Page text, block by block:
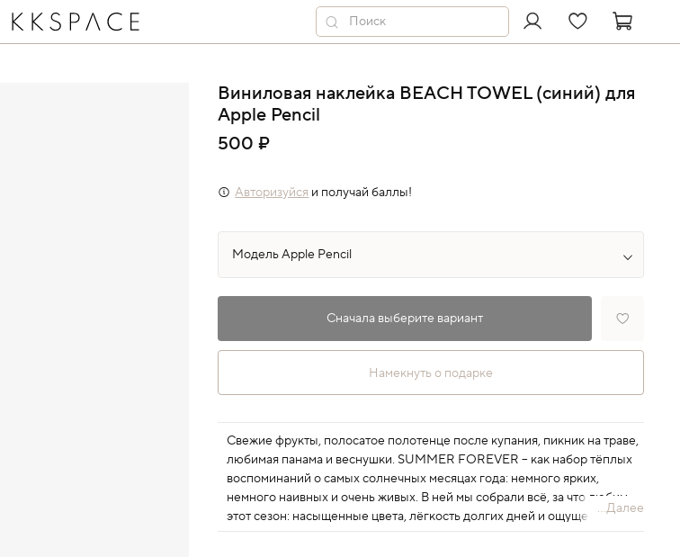
Виниловая наклейка BEACH TOWEL (синий) для
Apple Pencil
500 ₽
Авторизуйся и получай баллы!
Сначала выберите вариант
Намекнуть о подарке
Свежие фрукты, полосатое полотенце после купания, пикник на траве,
любимая панама и веснушки. SUMMER FOREVER – как набор тёплых
воспоминаний о самых солнечных месяцах года: немного ярких,
немного наивных и очень живых. В ней мы собрали всё, за что любим
этот сезон: насыщенные цвета, лёгкость долгих дней и ощущение,
будто впереди ещё целая вечность. В новой коллекции детали, из
...Далее